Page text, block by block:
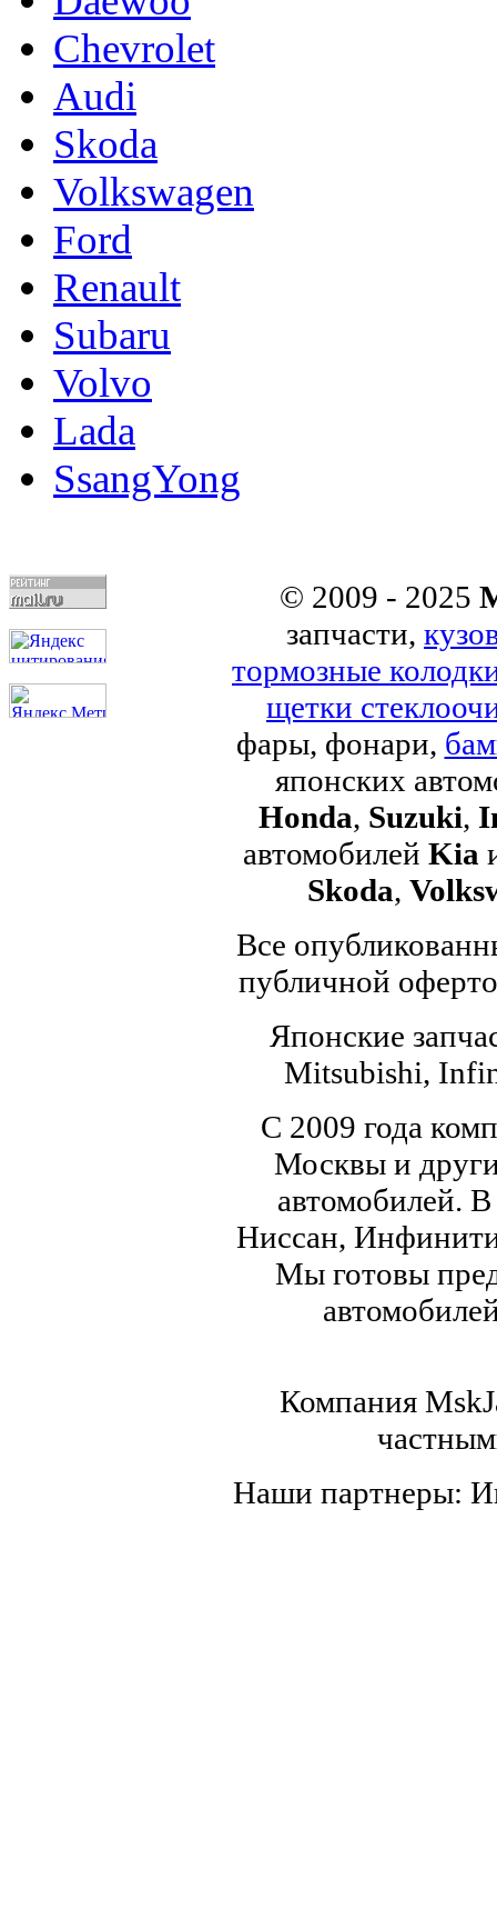
Chevrolet
Audi
Skoda
Volkswagen
Ford
Renault
Subaru
Volvo
Lada
SsangYong
© 2009 - 2025
запчасти,
тормозные
щетки
фары, фонари,
японских
Honda, Suzuki,
автомобилей Kia
Skoda,
Все
публичной
Японские
Mitsubishi,
С 2009 года
Москвы и
автомобилей.
Ниссан,
Мы готовы
Компания
Наши партнеры: